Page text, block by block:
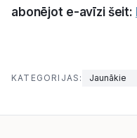
abonējot e-avīzi šeit:
KATEGORIJAS: Jaunākie